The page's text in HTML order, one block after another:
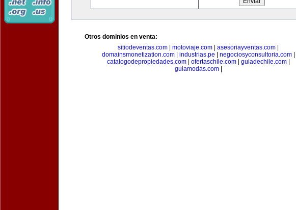
Otros dominios en venta:
sitiodeventas.com
motoviaje.com asesoriayventas.com
domainsmonetization.com| industrias.pe negociosyconsultoria.com|
catalogodepropiedades.com| ofertaschile.com| guiadechile.com|
guiamodas.com|